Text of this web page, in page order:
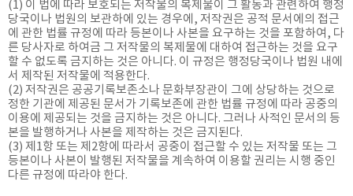
(1) 이 법에 따라 보호되는 저작물의 복제물이 그 활동과 관련하여 행정
당국이나 법원의 보관하에 있는 경우에, 저작권은 공적 문서에의 접근
에 관한 법률 규정에 따라 등본이나 사본을 요구하는 것을 포함하여, 다
른 당사자로 하여금 그 저작물의 복제물에 대하여 접근하는 것을 요구
할 수 없도록 금지하는 것은 아니다. 이 규정은 행정당국이나 법원 내에
서 제작된 저작물에 적용한다.
(2) 저작권은 공공기록보존소나 문화부장관이 그에 상당하는 것으로
정한 기관에 제공된 문서가 기록보존에 관한 법률 규정에 따라 공중의
이용에 제공되는 것을 금지하는 것은 아니다. 그러나 사적인 문서의 등
본을 발행하거나 사본을 제작하는 것은 금지된다.
(3) 제1항 또는 제2항에 따라서 공중이 접근할 수 있는 저작물 또는 그
등본이나 사본이 발행된 저작물을 계속하여 이용할 권리는 시행 중인
다른 규정에 따라야 한다.